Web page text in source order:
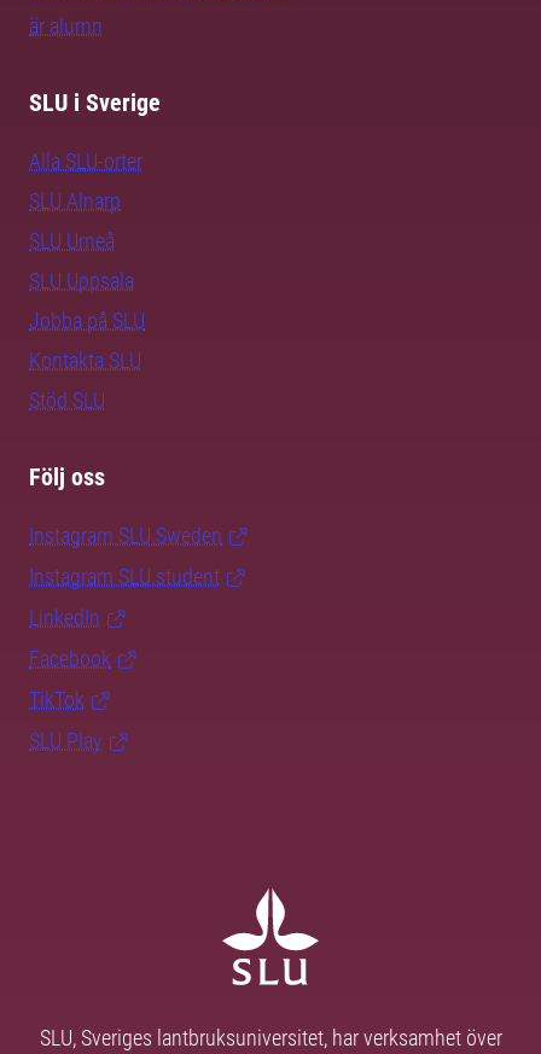
är alumn
SLU i Sverige
Alla SLU-orter
SLU Alnarp
SLU Umeå
SLU Uppsala
Jobba på SLU
Kontakta SLU
Stöd SLU
Följ oss
Instagram SLU.Sweden
Instagram SLU.student
LinkedIn
Facebook
TikTok
SLU Play
SLU, Sveriges lantbruksuniversitet, har verksamhet över